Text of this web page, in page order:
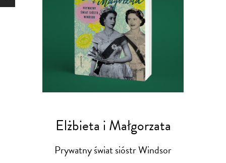
Elżbieta i Małgorzata
Prywatny świat sióstr Windsor